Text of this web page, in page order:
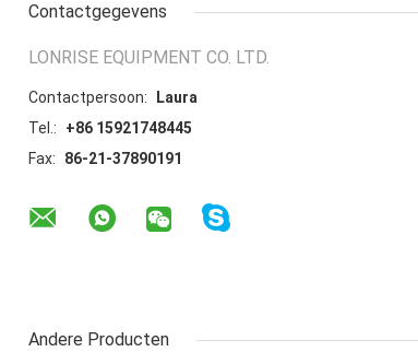
Contactgegevens
LONRISE EQUIPMENT CO. LTD.
Contactpersoon:
Laura
Tel.:
+86 15921748445
Fax:
86-21-37890191
Andere Producten